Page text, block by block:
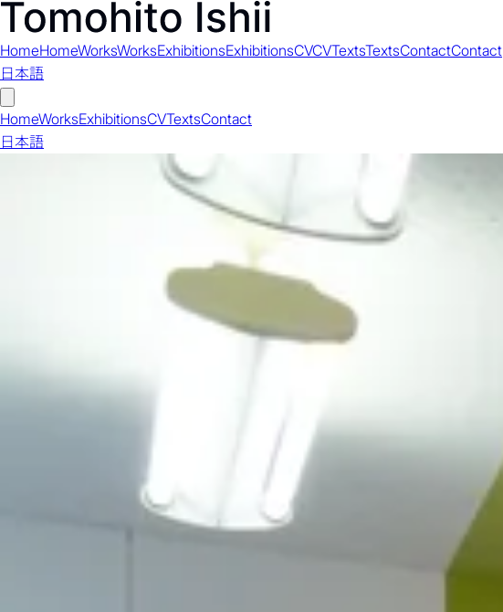
HomeHomeWorksWorksExhibitionsExhibitionsCVCVTextsTextsContactContact
日本語
HomeWorksExhibitionsCVTextsContact
日本語